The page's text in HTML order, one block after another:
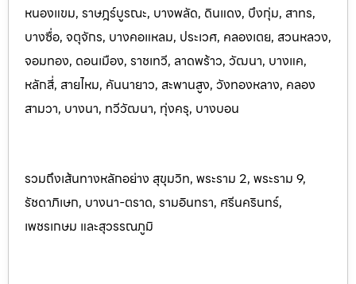
หนองแขม, ราษฎร์บูรณะ, บางพลัด, ดินแดง, บึงกุ่ม, สาทร,
บางซื่อ, จตุจักร, บางคอแหลม, ประเวศ, คลองเตย, สวนหลวง,
จอมทอง, ดอนเมือง, ราชเทวี, ลาดพร้าว, วัฒนา, บางแค,
หลักสี่, สายไหม, คันนายาว, สะพานสูง, วังทองหลาง, คลอง
สามวา, บางนา, ทวีวัฒนา, ทุ่งครุ, บางบอน
รวมถึงเส้นทางหลักอย่าง สุขุมวิท, พระราม 2, พระราม 9,
รัชดาภิเษก, บางนา-ตราด, รามอินทรา, ศรีนครินทร์,
เพชรเกษม และสุวรรณภูมิ